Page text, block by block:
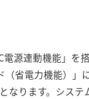
源連動機能」を搭
省電力機能）」
なります。システ